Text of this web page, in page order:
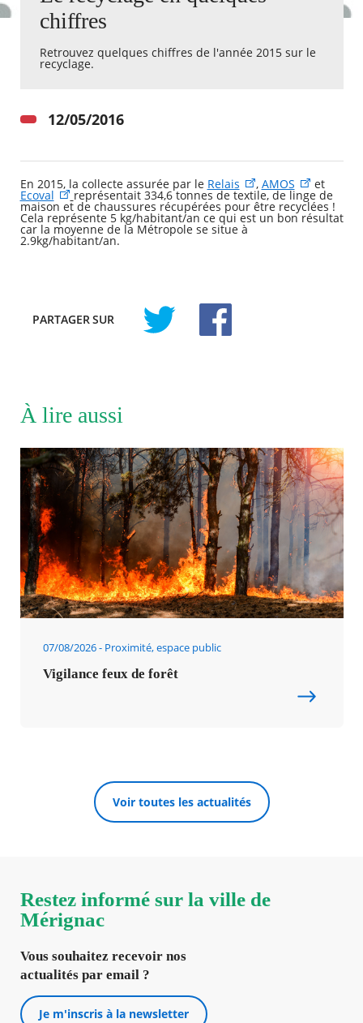
Eco
Watt
Actualités
RECHERCHER ...
chiffres
Retrouvez quelques chiffres de l'année 2015 sur le
recyclage.
12/05/2016
En 2015, la collecte assurée par le Relais , AMOS et
Ecoval représentait 334,6 tonnes de textile, de linge de
maison et de chaussures récupérées pour être recyclées !
Cela représente 5 kg/habitant/an ce qui est un bon résultat
car la moyenne de la Métropole se situe à
2.9kg/habitant/an.
PARTAGERSUR
À lire aussi
07/08/2026 Proximité, espace public
Vigilance feux de forêt
Voir toutes les actualités
Restez informé sur la ville de
Mérignac
Vous souhaitez recevoir nos
actualités par email ?
Je m'inscris à la newsletter